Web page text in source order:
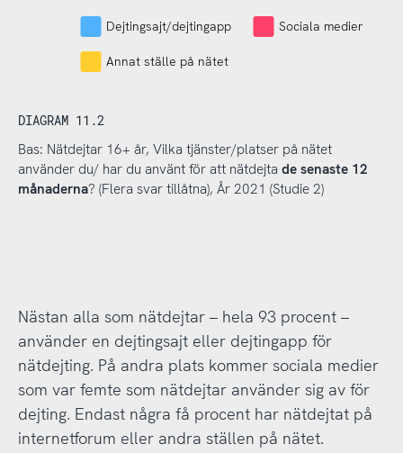
Dejtingsajt/dejtingapp Sociala medier
Annat ställe på nätet
DIAGRAM 11.2
Bas: Nätdejtar 16+ år, Vilka tjänster/platser på nätet
använder du/ har du använt för att nätdejta de senaste 12
månaderna? (Flera svar tillåtna), År 2021 (Studie 2)
Nästan alla som nätdejtar – hela 93 procent –
använder en dejtingsajt eller dejtingapp för
nätdejting. På andra plats kommer sociala medier
som var femte som nätdejtar använder sig av för
dejting. Endast några få procent har nätdejtat på
internetforum eller andra ställen på nätet.